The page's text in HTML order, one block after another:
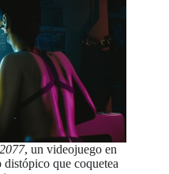
, un videojuego en
que coquetea